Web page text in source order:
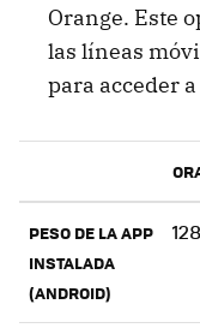
Orange. Este
las líneas
para acceder
PESO DE LA APP
INSTALADA
(ANDROID)